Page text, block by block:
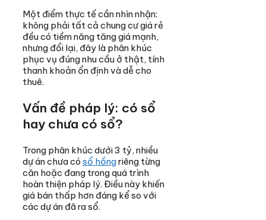
Một điểm thực tế cần nhìn nhận:
không phải tất cả chung cư giá rẻ
đều có tiềm năng tăng giá mạnh,
nhưng đổi lại, đây là phân khúc
phục vụ đúng nhu cầu ở thật, tính
thanh khoản ổn định và dễ cho
thuê.
Vấn đề pháp lý: có sổ
hay chưa có sổ?
Trong phân khúc dưới 3 tỷ, nhiều
dự án chưa có sổ hồngriêng từng
căn hoặc đang trong quá trình
hoàn thiện pháp lý. Điều này khiến
giá bán thấp hơn đáng kể so với
các dự án đã ra sổ.